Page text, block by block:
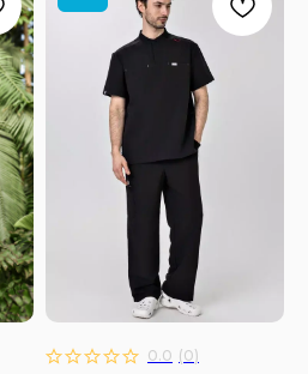
0.0 (0)